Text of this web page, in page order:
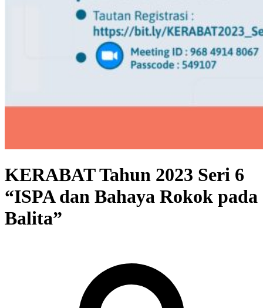
KERABAT Tahun 2023 Seri 6
“ISPA dan Bahaya Rokok pada
Balita”